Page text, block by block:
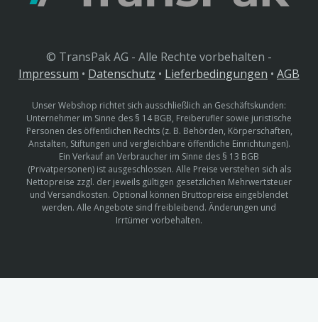
© TransPak AG - Alle Rechte vorbehalten -
Impressum • Datenschutz • Lieferbedingungen • AGB
Unser Webshop richtet sich ausschließlich an Geschäftskunden:
Unternehmer im Sinne des § 14 BGB, Freiberufler sowie juristische
Personen des öffentlichen Rechts (z. B. Behörden, Körperschaften,
Anstalten, Stiftungen und vergleichbare öffentliche Einrichtungen).
Ein Verkauf an Verbraucher im Sinne des § 13 BGB
(Privatpersonen) ist ausgeschlossen. Alle Preise verstehen sich als
Nettopreise zzgl. der jeweils gültigen gesetzlichen Mehrwertsteuer
und Versandkosten. Optional können Bruttopreise eingeblendet
werden. Alle Angebote sind freibleibend. Änderungen und
Irrtümer vorbehalten.